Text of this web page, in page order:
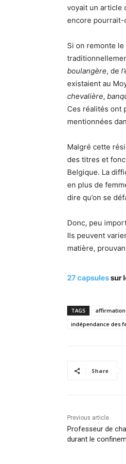
voyait un article
encore pourrait-
Si on remonte
boulangère, de
existaient au
chevalière,
Ces réalités ont
mentionnées
Malgré cette
des titres et
Belgique. La
en plus de
dire qu’on se
Donc, peu
Ils peuvent
matière,
27 capsulessur
TAGS affirmation
indépendance des
Share
Previous article
Professeur de
durant le